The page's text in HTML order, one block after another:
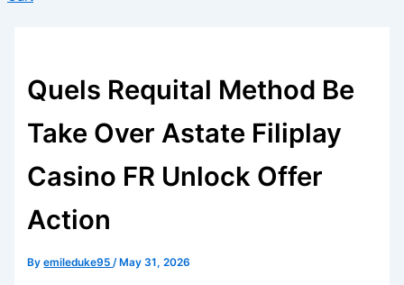
Quels Requital Method Be
Take Over Astate Filiplay
Casino FR Unlock Offer
Action
Byemileduke95 /May 31, 2026